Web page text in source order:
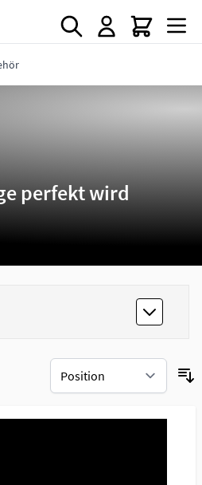
perfekt wird